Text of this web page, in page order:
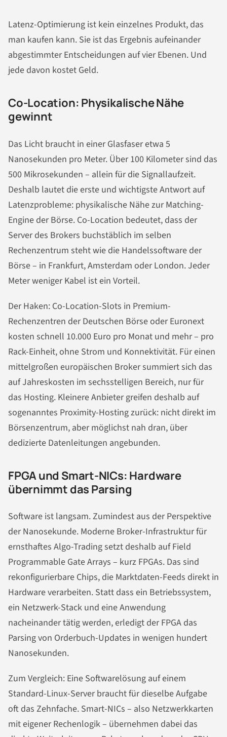
Latenz-Optimierung ist kein einzelnes Produkt, das
man kaufen kann. Sie ist das Ergebnis aufeinander
abgestimmter Entscheidungen auf vier Ebenen. Und
jede davon kostet Geld.
Co-Location: Physikalische Nähe
gewinnt
Das Licht braucht in einer Glasfaser etwa 5
Nanosekunden pro Meter. Über 100 Kilometer sind das
500 Mikrosekunden – allein für die Signallaufzeit.
Deshalb lautet die erste und wichtigste Antwort auf
Latenzprobleme: physikalische Nähe zur Matching-
Engine der Börse. Co-Location bedeutet, dass der
Server des Brokers buchstäblich im selben
Rechenzentrum steht wie die Handelssoftware der
Börse – in Frankfurt, Amsterdam oder London. Jeder
Meter weniger Kabel ist ein Vorteil.
Der Haken: Co-Location-Slots in Premium-
Rechenzentren der Deutschen Börse oder Euronext
kosten schnell 10.000 Euro pro Monat und mehr – pro
Rack-Einheit, ohne Strom und Konnektivität. Für einen
mittelgroßen europäischen Broker summiert sich das
auf Jahreskosten im sechsstelligen Bereich, nur für
das Hosting. Kleinere Anbieter greifen deshalb auf
sogenanntes Proximity-Hosting zurück: nicht direkt im
Börsenzentrum, aber möglichst nah dran, über
dedizierte Datenleitungen angebunden.
FPGA und Smart-NICs: Hardware
übernimmt das Parsing
Software ist langsam. Zumindest aus der Perspektive
der Nanosekunde. Moderne Broker-Infrastruktur für
ernsthaftes Algo-Trading setzt deshalb auf Field
Programmable Gate Arrays – kurz FPGAs. Das sind
rekonfigurierbare Chips, die Marktdaten-Feeds direkt in
Hardware verarbeiten. Statt dass ein Betriebssystem,
ein Netzwerk-Stack und eine Anwendung
nacheinander tätig werden, erledigt der FPGA das
Parsing von Orderbuch-Updates in wenigen hundert
Nanosekunden.
Zum Vergleich: Eine Softwarelösung auf einem
Standard-Linux-Server braucht für dieselbe Aufgabe
oft das Zehnfache. Smart-NICs – also Netzwerkkarten
mit eigener Rechenlogik – übernehmen dabei das